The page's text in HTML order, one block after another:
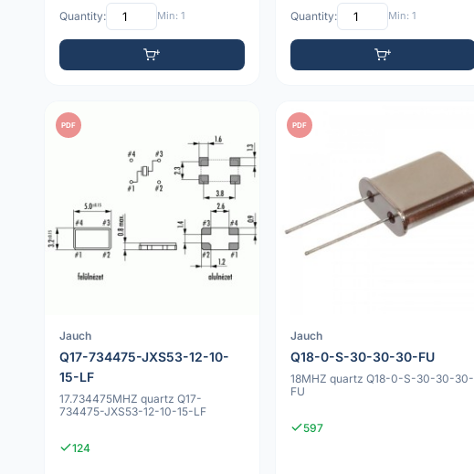
Quantity: Min: 1 Quantity: Min: 1
PDF
Jauch
Q17-734475-JXS53-12-10-
15-LF
17.734475MHZ quartz Q17-
734475-JXS53-12-10-15-LF
124
PDF
Jauch
Q18-0-S-30-30-30-FU
18MHZ quartz Q18-0-S-30-30-30-
FU
597